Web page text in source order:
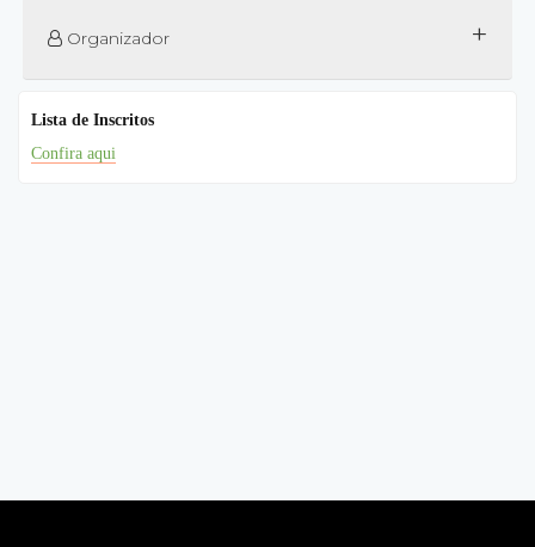
Organizador +
Lista de Inscritos
Confira aqui